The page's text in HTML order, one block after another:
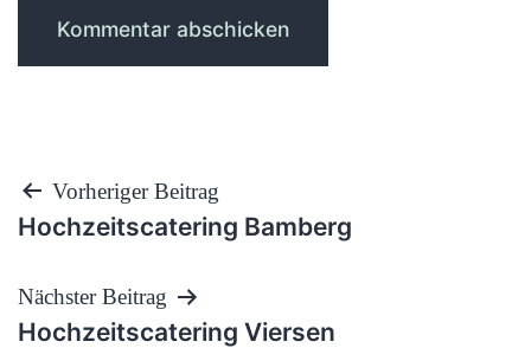
Beitragsnavigation
Vorheriger Beitrag
Hochzeitscatering Bamberg
Nächster Beitrag
Hochzeitscatering Viersen